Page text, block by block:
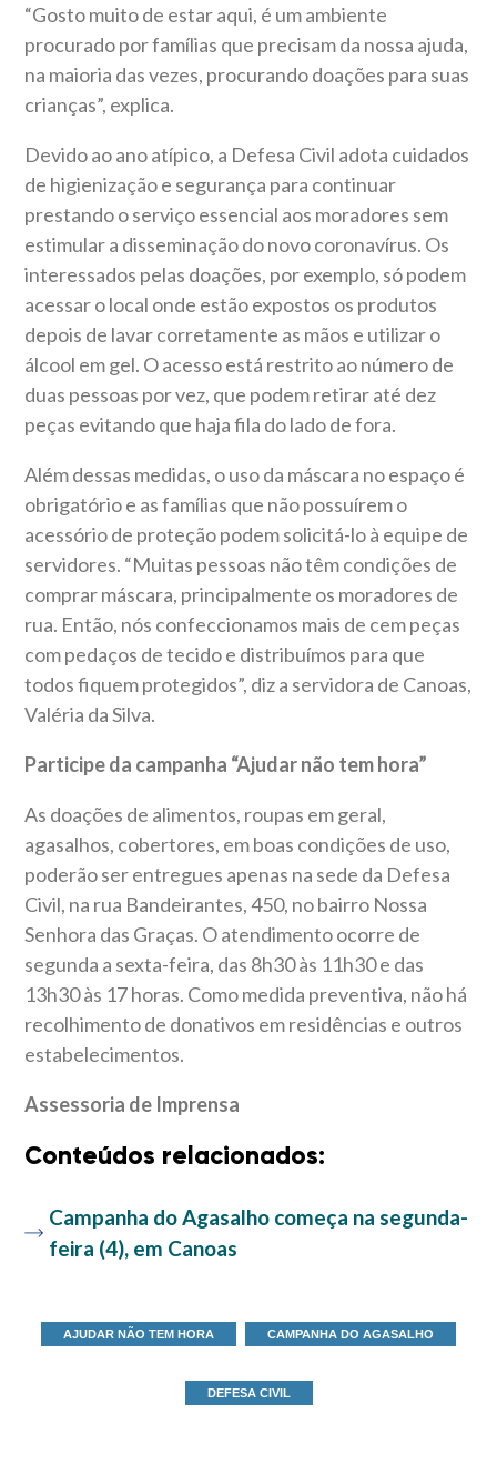
“Gosto muito de estar aqui, é um ambiente
procurado por famílias que precisam da nossa ajuda,
na maioria das vezes, procurando doações para suas
crianças”, explica.
Devido ao ano atípico, a Defesa Civil adota cuidados
de higienização e segurança para continuar
prestando o serviço essencial aos moradores sem
estimular a disseminação do novo coronavírus. Os
interessados pelas doações, por exemplo, só podem
acessar o local onde estão expostos os produtos
depois de lavar corretamente as mãos e utilizar o
álcool em gel. O acesso está restrito ao número de
duas pessoas por vez, que podem retirar até dez
peças evitando que haja fila do lado de fora.
Além dessas medidas, o uso da máscara no espaço é
obrigatório e as famílias que não possuírem o
acessório de proteção podem solicitá-lo à equipe de
servidores. “Muitas pessoas não têm condições de
comprar máscara, principalmente os moradores de
rua. Então, nós confeccionamos mais de cem peças
com pedaços de tecido e distribuímos para que
todos fiquem protegidos”, diz a servidora de Canoas,
Valéria da Silva.
Participe da campanha “Ajudar não tem hora”
As doações de alimentos, roupas em geral,
agasalhos, cobertores, em boas condições de uso,
poderão ser entregues apenas na sede da Defesa
Civil, na rua Bandeirantes, 450, no bairro Nossa
Senhora das Graças. O atendimento ocorre de
segunda a sexta-feira, das 8h30 às 11h30 e das
13h30 às 17 horas. Como medida preventiva, não há
recolhimento de donativos em residências e outros
estabelecimentos.
Assessoria de Imprensa
Conteúdos relacionados:
Campanha do Agasalho começa na segunda-
feira (4), em Canoas
AJUDAR NÃO TEM HORA CAMPANHA DO AGASALHO
DEFESA CIVIL